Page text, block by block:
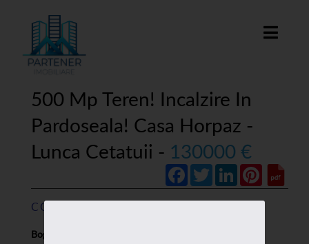
500 Mp Teren! Incalzire In
Pardoseala! Casa Horpaz -
Lunca Cetatuii - 130000 €
FacebookTwitterLinkedInPinterest
CONTACTEAZĂ AGENT:
Bogdan Leonte